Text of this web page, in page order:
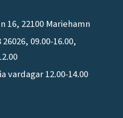
16, 22100 Mariehamn
09.00-16.00,
vardagar 12.00-14.00